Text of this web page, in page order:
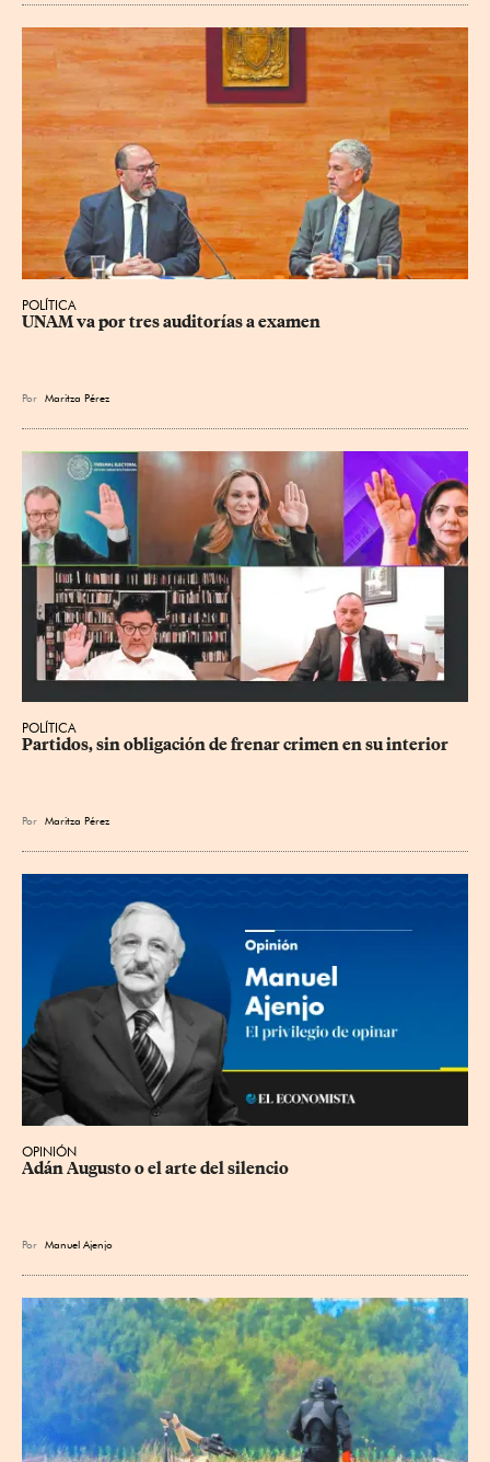
POLÍTICA
UNAM va por tres auditorías a examen
Por Maritza Pérez
POLÍTICA
Partidos, sin obligación de frenar crimen en su interior
Por Maritza Pérez
OPINIÓN
Adán Augusto o el arte del silencio
Por Manuel Ajenjo